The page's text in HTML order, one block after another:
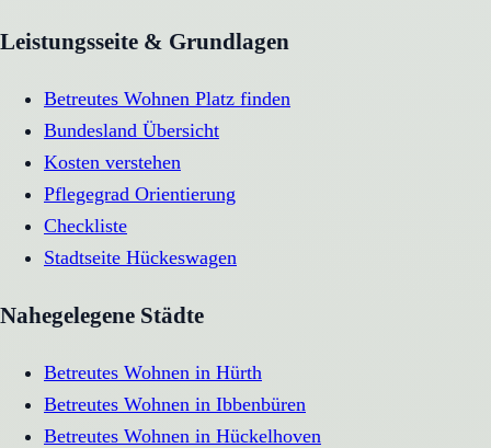
Leistungsseite & Grundlagen
Betreutes Wohnen Platz finden
Bundesland Übersicht
Kosten verstehen
Pflegegrad Orientierung
Checkliste
Stadtseite Hückeswagen
Nahegelegene Städte
Betreutes Wohnen in Hürth
Betreutes Wohnen in Ibbenbüren
Betreutes Wohnen in Hückelhoven